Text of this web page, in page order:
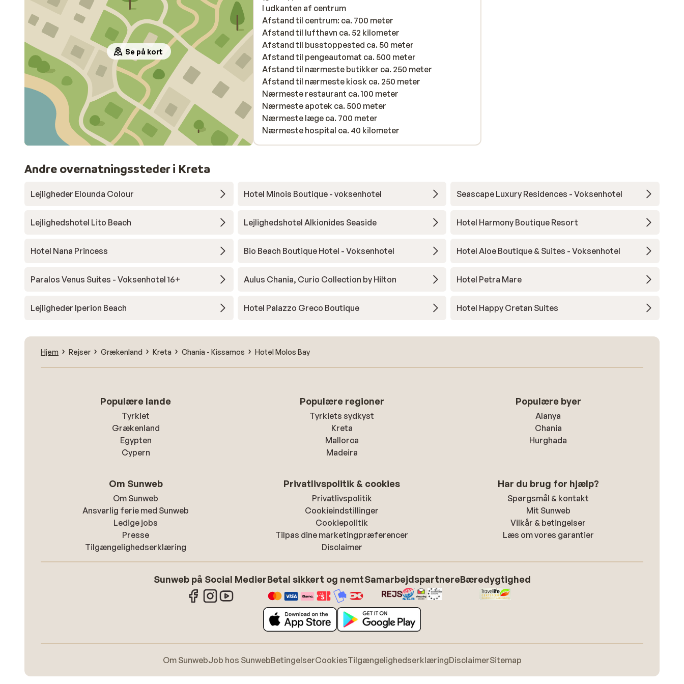
Se på kort
I udkanten af centrum
Afstand til centrum: ca. 700 meter
Afstand til lufthavn ca. 52 kilometer
Afstand til busstoppested ca. 50 meter
Afstand til pengeautomat ca. 500 meter
Afstand til nærmeste butikker ca. 250 meter
Afstand til nærmeste kiosk ca. 250 meter
Nærmeste restaurant ca. 100 meter
Nærmeste apotek ca. 500 meter
Nærmeste læge ca. 700 meter
Nærmeste hospital ca. 40 kilometer
Andre overnatningssteder i Kreta
Lejligheder Elounda Colour Hotel Minois Boutique - voksenhotel Seascape Luxury Residences - Voksenhotel
Lejlighedshotel Lito Beach Lejlighedshotel Alkionides Seaside Hotel Harmony Boutique Resort
Hotel Nana Princess Bio Beach Boutique Hotel - Voksenhotel Hotel Aloe Boutique & Suites - Voksenhotel
Paralos Venus Suites - Voksenhotel 16+ Aulus Chania, Curio Collection by Hilton Hotel Petra Mare
Lejligheder Iperion Beach Hotel Palazzo Greco Boutique Hotel Happy Cretan Suites
Hjem Rejser Grækenland Kreta Chania - Kissamos Hotel Molos Bay
Populære lande
Tyrkiet
Grækenland
Egypten
Cypern
Populære regioner
Tyrkiets sydkyst
Kreta
Mallorca
Madeira
Populære byer
Alanya
Chania
Hurghada
Om Sunweb
Om Sunweb
Ansvarlig ferie med Sunweb
Ledige jobs
Presse
Tilgængelighedserklæring
Privatlivspolitik & cookies
Privatlivspolitik
Cookieindstillinger
Cookiepolitik
Tilpas dine marketingpræferencer
Disclaimer
Har du brug for hjælp?
Spørgsmål & kontakt
Mit Sunweb
Vilkår & betingelser
Læs om vores garantier
Sunweb på Social MedierBetal sikkert og nemtSamarbejdspartnereBæredygtighed
Om SunwebJob hos SunwebBetingelserCookiesTilgængelighedserklæringDisclaimerSitemap